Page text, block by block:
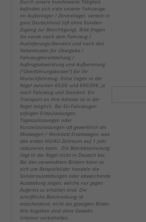
Durch unsere bundesweite Tätigkeit,
befinden sich viele unserer Fahrzeuge
im Außenlager / Zentrallager, verteilt in
ganz Deutschland (oft ohne Kunden-
Zugang zur Besichtigung). Bitte fragen
Sie vorab nach dem Fahrzeug /
Auslieferungs-Standort und nach den
Nebenkosten für Übergabe /
Fahrzeugbereitstellung /
Auftragsabwicklung und Aufbereitung
("Überführungskosten") für Ihr
Wunschfahrzeug. Diese liegen in der
Regel zwischen 60,00 und 890,00€, je
nach Fahrzeug und Standort. Ein
Transport an Ihre Adresse ist in der
Regel möglich. Bei EU-Fahrzeugen
erfolgen Erstzulassungen,
Tageszulassungen oder
Kurzzeitzulassungen oft gewerblich als
Mietwagen / Werkstatt Ersatzwagen, was
den ersten HU/AU Zeitraum auf 1 Jahr
reduzieren kann. Die Betriebsanleitung
liegt in der Regel nicht in Deutsch bei.
Bei den verwendeten Bildern kann es
sich um Beispielbilder handeln die
Sonderausstattungen oder abweichende
Ausstattung zeigen, welche nur gegen
Aufpreis zu erhalten sind. Die
schriftliche Beschreibung ist
entscheidend, nicht die gezeigten Bilder.
Alle Angaben sind ohne Gewähr.
Irrtümer vorbehalten.